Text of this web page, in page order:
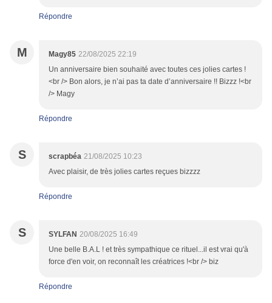
Répondre
M Magy85 22/08/2025 22:19
Un anniversaire bien souhaité avec toutes ces jolies cartes !
<br /> Bon alors, je n’ai pas ta date d’anniversaire !! Bizzz !<br
/> Magy
Répondre
S scrapbéa 21/08/2025 10:23
Avec plaisir, de très jolies cartes reçues bizzzz
Répondre
S SYLFAN 20/08/2025 16:49
Une belle B.A.L ! et très sympathique ce rituel...il est vrai qu'à
force d'en voir, on reconnaît les créatrices !<br /> biz
Répondre